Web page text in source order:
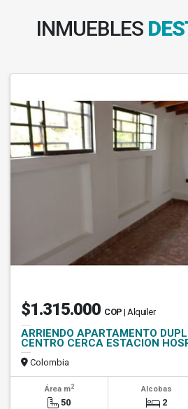
INMUEBLES
$1.315.000 COP | Alquiler
ARRIENDO APARTAMENTO
CENTRO CERCA ESTACION
Colombia
Área m2
50
Alcobas
2